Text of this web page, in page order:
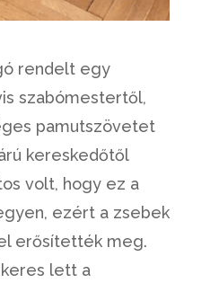
rendelt egy
szabómestertől,
pamutszövetet
kereskedőtől
volt, hogy ez a
ezért a zsebek
erősítették meg.
lett a